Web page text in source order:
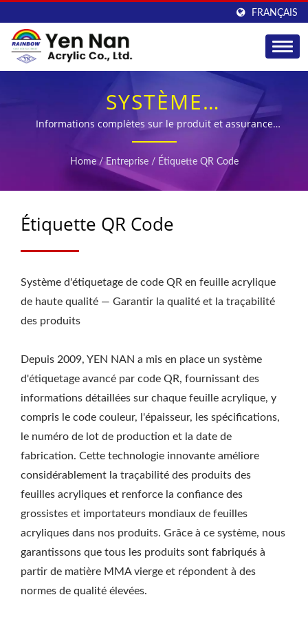
FRANÇAIS
SYSTÈME
D'ÉTIQUETAGE QR
CODE AVANCÉ POUR LA
TRAÇABILITÉ DES
FEUILLES ACRYLIQUES
PREMIUM
Informations complètes sur le produit et assurance
qualité grâce à une technologie QR innovante
Home / Entreprise / Étiquette QR Code
Étiquette QR Code
Système d'étiquetage de code QR en feuille acrylique
de haute qualité — Garantir la qualité et la traçabilité
des produits
Depuis 2009, YEN NAN a mis en place un système
d'étiquetage avancé par code QR, fournissant des
informations détaillées sur chaque feuille acrylique, y
compris le code couleur, l'épaisseur, les spécifications,
le numéro de lot de production et la date de
fabrication. Cette technologie innovante améliore
considérablement la traçabilité des produits des
feuilles acryliques et renforce la confiance des
grossistes et importateurs mondiaux de feuilles
acryliques dans nos produits. Grâce à ce système, nous
garantissons que tous les produits sont fabriqués à
partir de matière MMA vierge et répondent à des
normes de qualité élevées.